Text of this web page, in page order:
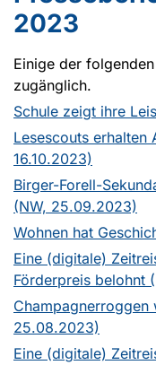
2023
Einige der
zugänglich.
Schule zeigt ihre
Lesescouts erhalten
16.10.2023)
Birger-Forell-
(NW, 25.09.2023)
Wohnen hat
Eine (digitale)
Förderpreis belohnt
Champagnerroggen
25.08.2023)
Eine (digitale)